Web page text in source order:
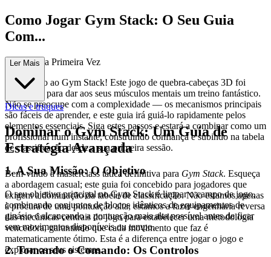
Como Jogar Gym Stack: O Seu Guia
Com...
pleto para a Primeira Vez
Bem-vindo ao Gym Stack! Este jogo de quebra-cabeças 3D foi
concebido para dar aos seus músculos mentais um treino fantástico.
Não se preocupe com a complexidade — os mecanismos principais
são fáceis de aprender, e este guia irá guiá-lo rapidamente pelos
elementos essenciais. Siga estes passos e estará a combinar como um
profissional num instante, construindo confiança e subindo na tabela
de classificação desde a sua primeira sessão.
1. A Sua Missão: O Objetivo
O seu objetivo principal no Gym Stack é limpar o campo de jogo,
combinando conjuntos de blocos idênticos de equipamentos de
ginásio e alcançando a pontuação mais alta possível antes de ficar
sem movimentos disponíveis ou tempo.
2. Tomando o Comando: Os Controlos
Ler Mais
Dicas e truques
Dominar o Gym Stack: Um Guia de
Estratégia Avançada
Bem-vindo à masterclass tática definitiva para Gym Stack. Esqueça
a abordagem casual; este guia foi concebido para jogadores que
exigem a dominação da tabela de classificação. Não estamos apenas
à procura de uma pontuação alta; estamos a fazer engenharia reversa
das mecânicas centrais do jogo para estabelecer uma metodologia
vencedora, garantindo que cada movimento que faz é
matematicamente ótimo. Esta é a diferença entre jogar o jogo e
explorar os seus sistemas.